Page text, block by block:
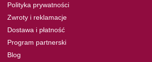
Polityka prywatności
Zwroty i reklamacje
Dostawa i płatność
Program partnerski
Blog